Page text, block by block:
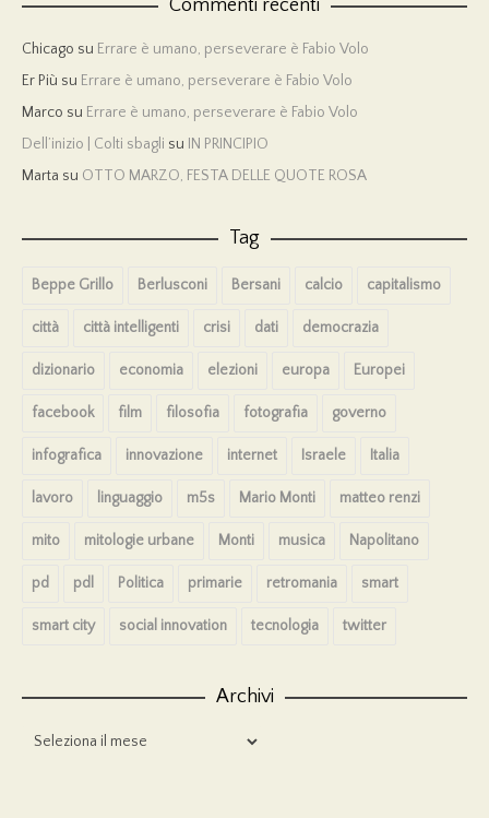
Commenti recenti
Chicago su Errare è umano, perseverare è Fabio Volo
Er Più su Errare è umano, perseverare è Fabio Volo
Marco su Errare è umano, perseverare è Fabio Volo
Dell’inizio | Colti sbagli su IN PRINCIPIO
Marta su OTTO MARZO, FESTA DELLE QUOTE ROSA
Tag
Beppe Grillo Berlusconi Bersani calcio capitalismo
città città intelligenti crisi dati democrazia
dizionario economia elezioni europa Europei
facebook film filosofia fotografia governo
infografica innovazione internet Israele Italia
lavoro linguaggio m5s Mario Monti matteo renzi
mito mitologie urbane Monti musica Napolitano
pd pdl Politica primarie retromania smart
smart city social innovation tecnologia twitter
Archivi
Archivi